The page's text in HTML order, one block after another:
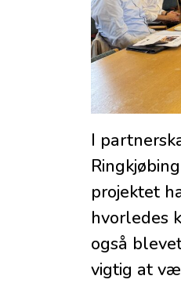
I
projektet
hvorledes
også
vigtig at